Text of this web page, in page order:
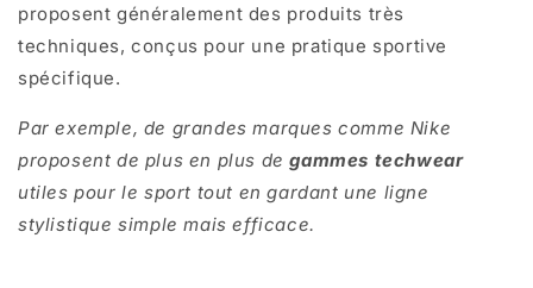
proposent généralement des produits très
techniques, conçus pour une pratique sportive
spécifique.
Par exemple, de grandes marques comme Nike
proposent de plus en plus degammes techwear
utiles pour le sport tout en gardant une ligne
stylistique simple mais efficace.